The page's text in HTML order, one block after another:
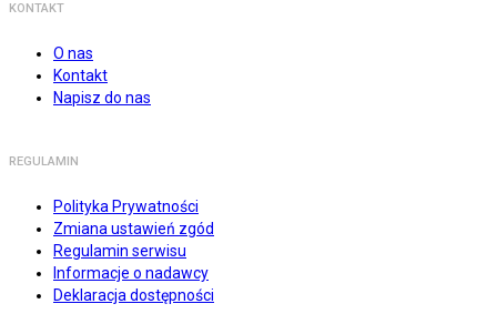
KONTAKT
O nas
Kontakt
Napisz do nas
REGULAMIN
Polityka Prywatności
Zmiana ustawień zgód
Regulamin serwisu
Informacje o nadawcy
Deklaracja dostępności